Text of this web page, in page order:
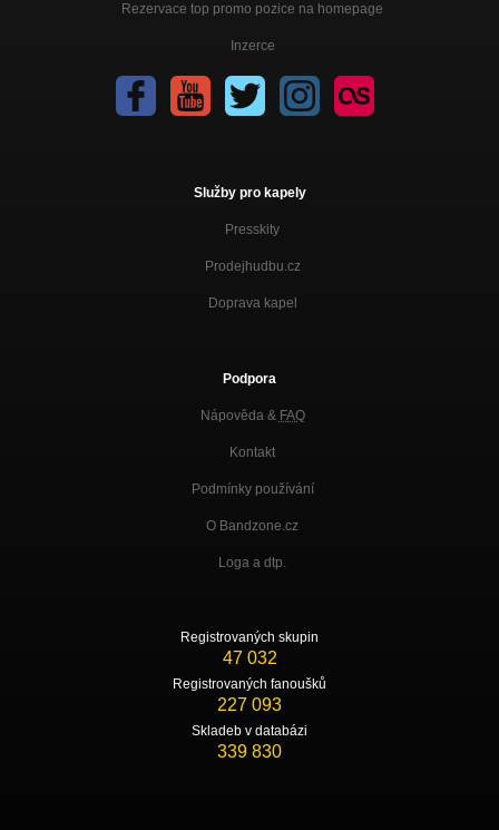
Rezervace top promo pozice na homepage
Inzerce
Služby pro kapely
Presskity
Prodejhudbu.cz
Doprava kapel
Podpora
Nápověda & FAQ
Kontakt
Podmínky používání
O Bandzone.cz
Loga a dtp.
Registrovaných skupin
47 032
Registrovaných fanoušků
227 093
Skladeb v databázi
339 830